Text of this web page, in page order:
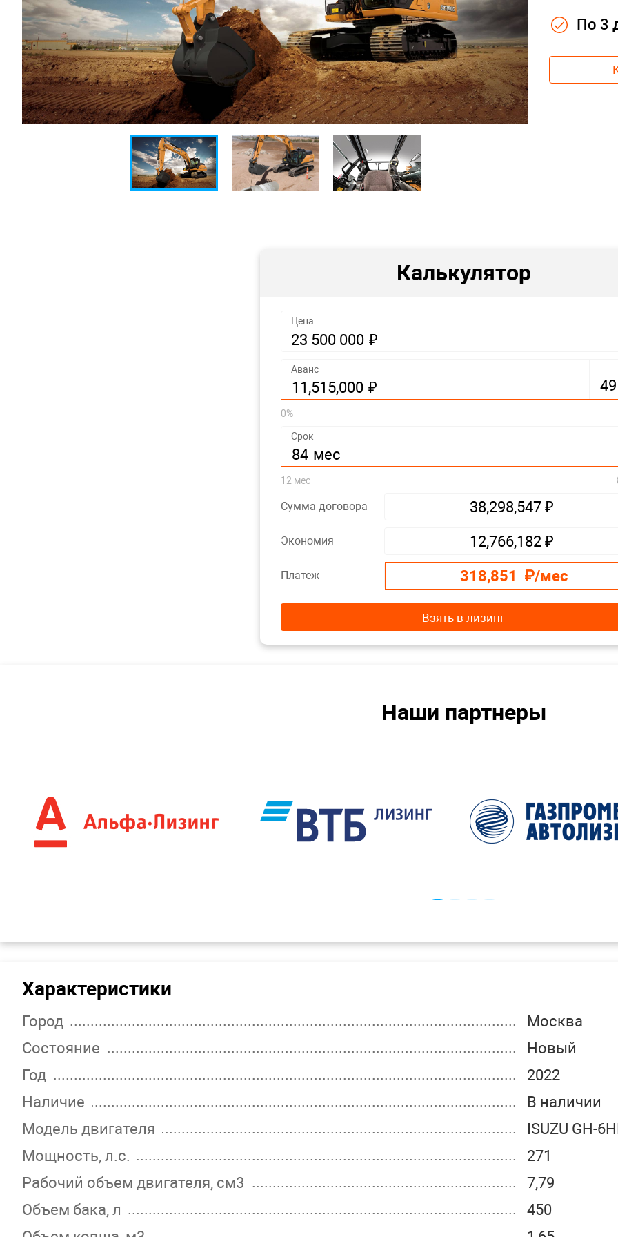
По 3
Калькулятор
Цена
23 500 000 ₽
Аванс
11,515,000 ₽
0%
Срок
84 мес
12 мес
Сумма договора
38,298,547₽
Экономия
12,766,182₽
Платеж
318,851₽/мес
Взять в лизинг
Наши партнеры
Характеристики
Город
Москва
Состояние
Новый
Год
2022
Наличие
В наличии
Модель двигателя
ISUZU GH-
Мощность, л.с.
271
Рабочий объем двигателя, см3
7,79
Объем бака, л
450